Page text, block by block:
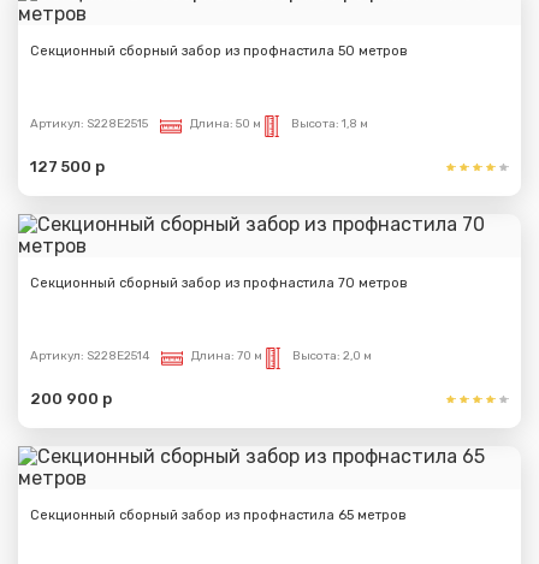
Секционный сборный забор из профнастила 50 метров
Артикул: S228E2515 Длина: 50 м Высота: 1,8 м
127 500 р
Секционный сборный забор из профнастила 70 метров
Артикул: S228E2514 Длина: 70 м Высота: 2,0 м
200 900 р
Секционный сборный забор из профнастила 65 метров